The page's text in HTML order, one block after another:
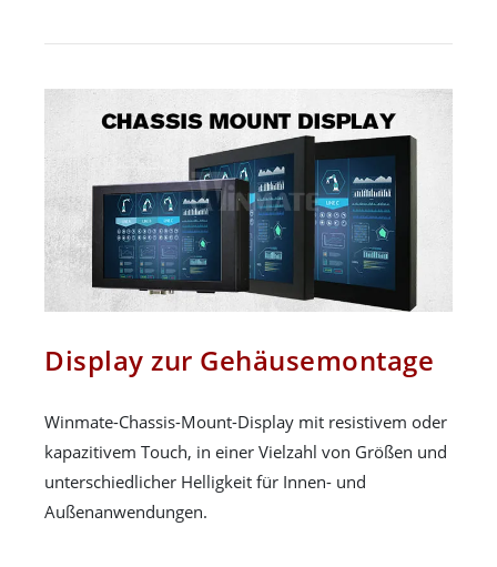
Display zur Gehäusemontage
Winmate-Chassis-Mount-Display mit resistivem oder
kapazitivem Touch, in einer Vielzahl von Größen und
unterschiedlicher Helligkeit für Innen- und
Außenanwendungen.